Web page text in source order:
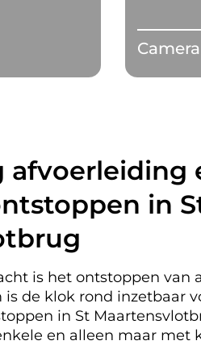
afvoerleiding
in
is het ontstoppen van
is de klok rond inzetbaar
in St
en alleen maar met